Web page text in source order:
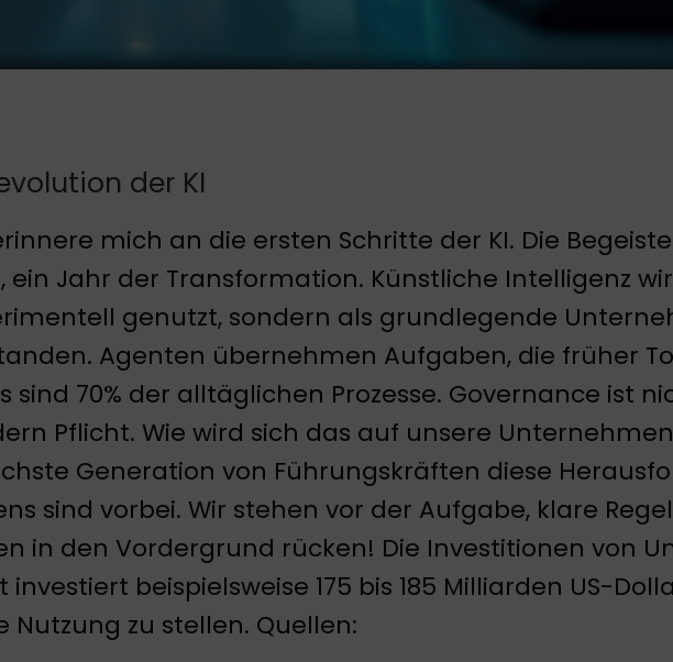
der KI
mich an die ersten Schritte der KI. Die
ein Jahr der Transformation. Künstliche Intelligenz
genutzt, sondern als grundlegende
Agenten übernehmen Aufgaben, die früher
sind 70% der alltäglichen Prozesse. Governance ist
Pflicht. Wie wird sich das auf unsere
Generation von Führungskräften diese
sind vorbei. Wir stehen vor der Aufgabe, klare
in den Vordergrund rücken! Die Investitionen von
beispielsweise 175 bis 185 Milliarden US-
zu stellen. Quellen: